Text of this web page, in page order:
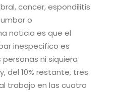
cancer, espondilitis
o
noticia es que el
inespecifico es
ni siquiera
del 10% restante, tres
trabajo en las cuatro